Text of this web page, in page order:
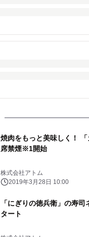
焼肉をもっと美味しく！
席禁煙※1開始
株式会社アトム
2019年3月28日 10:00
「にぎりの徳兵衛」の寿
タート